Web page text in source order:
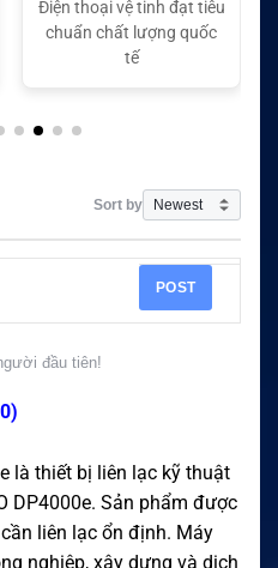
Điện thoại vệ tinh đạt tiêu
chuẩn chất lượng quốc
tế
Sort by
POST
đầu tiên!
là thiết bị liên lạc kỹ thuật
DP4000e. Sản phẩm được
liên lạc ổn định. Máy
nghiệp, xây dựng và dịch